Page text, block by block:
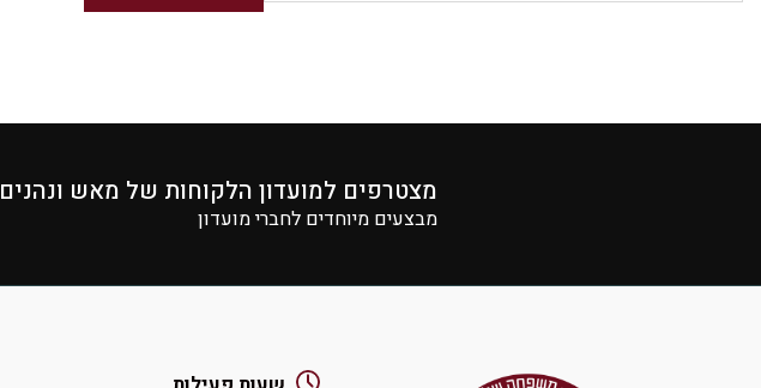
מצטרפים למועדון הלקוחות של מאש ונהנים
מבצעים מיוחדים לחברי מועדון